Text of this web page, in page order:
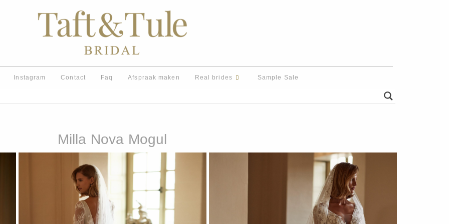
Instagram Contact Faq Afspraak maken Real brides Sample Sale
Milla Nova Mogul